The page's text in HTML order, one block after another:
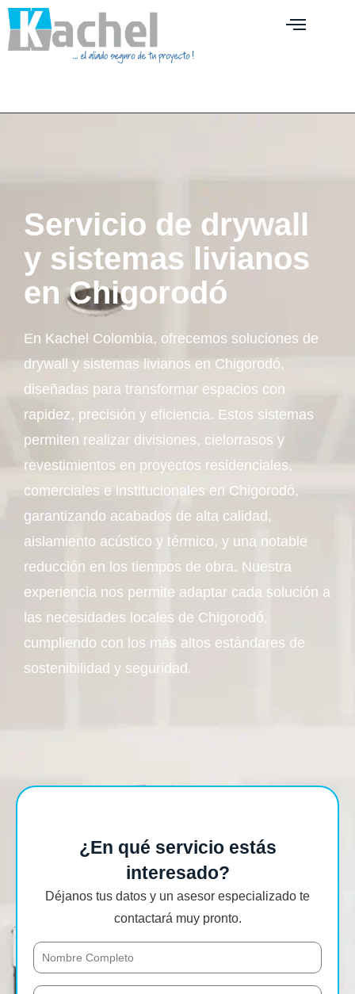
Servicio de drywall
y sistemas livianos
en Chigorodó
En Kachel Colombia, ofrecemos soluciones de
drywall y sistemas livianos en Chigorodó,
diseñadas para transformar espacios con
rapidez, precisión y eficiencia. Estos sistemas
permiten realizar divisiones, cielorrasos y
revestimientos en proyectos residenciales,
comerciales e institucionales en Chigorodó,
garantizando acabados de alta calidad,
aislamiento acústico y térmico, y una notable
reducción en los tiempos de obra. Nuestra
experiencia nos permite adaptar cada solución a
las necesidades locales de Chigorodó,
cumpliendo con los más altos estándares de
sostenibilidad y seguridad.
¿En qué servicio estás
interesado?
Déjanos tus datos y un asesor especializado te
contactará muy pronto.